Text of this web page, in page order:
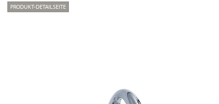
PRODUKT-DETAILSEITE